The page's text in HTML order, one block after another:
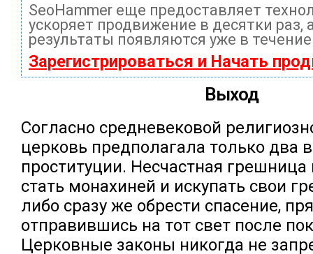
SeoHammer еще предоставляет
ускоряет продвижение в десятки раз,
результаты появляются уже в
Зарегистрироваться и Начать
Выход
Согласно средневековой
церковь предполагала только два
проституции. Несчастная
стать монахиней и искупать свои
либо сразу же обрести спасение,
отправившись на тот свет после
Церковные законы никогда не